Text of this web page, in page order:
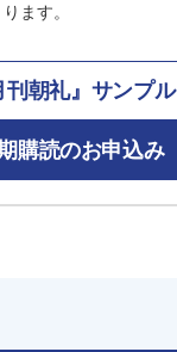
ます。
刊朝礼』サンプル
購読のお申込み